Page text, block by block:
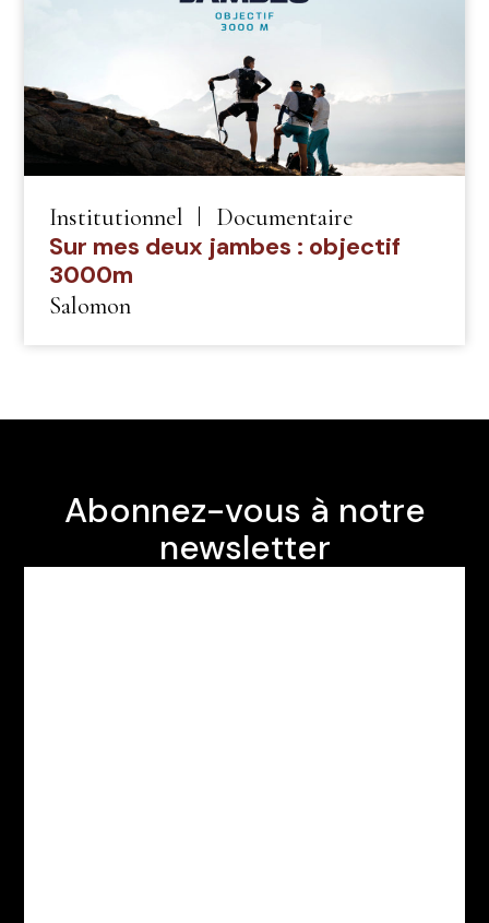
Institutionnel Documentaire
Sur mes deux jambes : objectif
3000m
Salomon
Abonnez-vous à notre
newsletter